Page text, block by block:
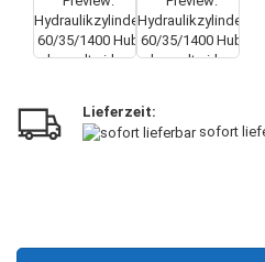
Lieferzeit:
sofort